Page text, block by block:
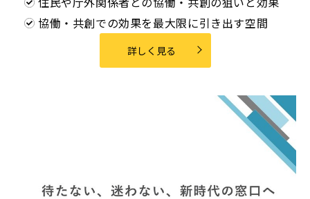
協働・共創での効果を最大限に引き出す空間
詳しく見る